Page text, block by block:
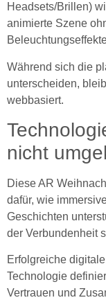
Headsets/Brillen)
animierte Szene
Während sich die
unterscheiden,
webbasiert.
nicht
Diese AR
dafür, wie
Geschichten
der Verbundenheit
Erfolgreiche
Technologie
Vertrauen und